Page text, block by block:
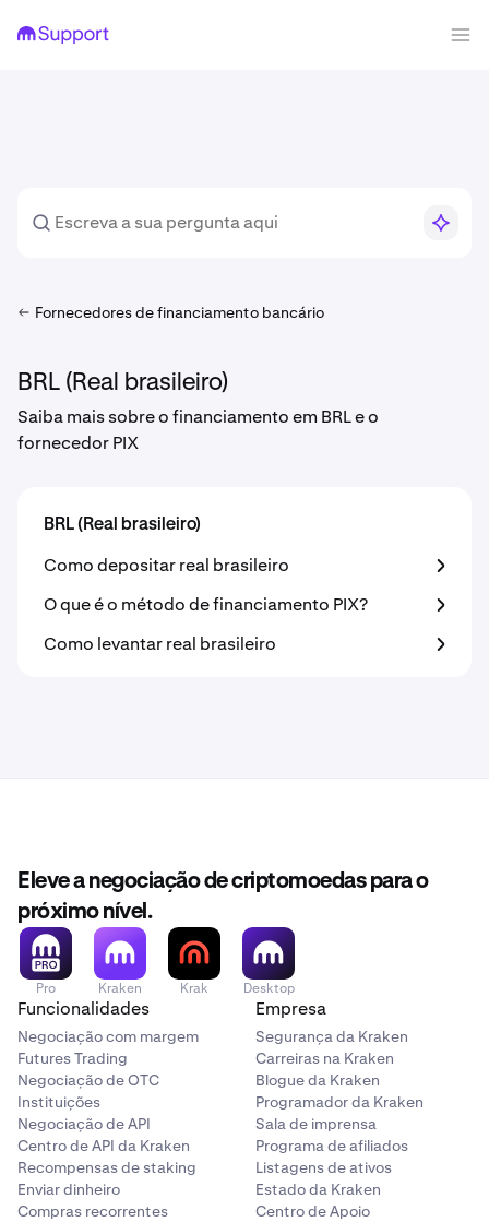
Fornecedores de financiamento bancário
BRL (Real brasileiro)
Saiba mais sobre o financiamento em BRL e o
fornecedor PIX
BRL (Real brasileiro)
Como depositar real brasileiro
O que é o método de financiamento PIX?
Como levantar real brasileiro
Eleve a negociação de criptomoedas para o
próximo nível.
Pro Kraken Krak Desktop
Funcionalidades
Negociação com margem
Futures Trading
Negociação de OTC
Instituições
Negociação de API
Centro de API da Kraken
Recompensas de staking
Enviar dinheiro
Compras recorrentes
Empresa
Segurança da Kraken
Carreiras na Kraken
Blogue da Kraken
Programador da Kraken
Sala de imprensa
Programa de afiliados
Listagens de ativos
Estado da Kraken
Centro de Apoio